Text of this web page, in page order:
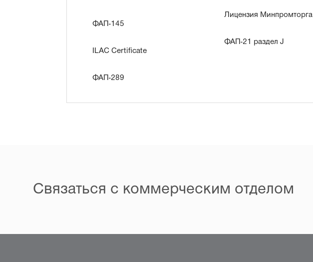
ФАП-145
ILAC Certificate
ФАП-289
Лицензия Минпромторга
ФАП-21 раздел J
Связаться с коммерческим отделом